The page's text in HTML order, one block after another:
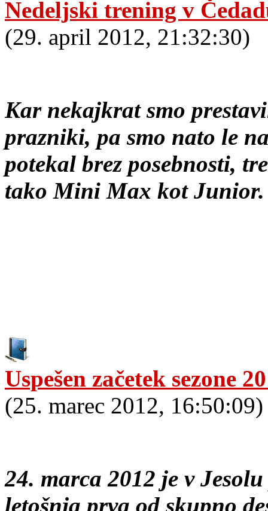
Nedeljski trening v
(29. april 2012, 21:32:30)
Kar nekajkrat smo
prazniki, pa smo nato le
potekal brez posebnosti,
tako Mini Max kot Junior.
Uspešen začetek sezone
(25. marec 2012, 16:50:09)
24. marca 2012 je v
letošnja prva od skupno